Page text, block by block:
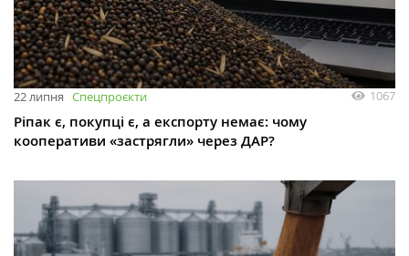
22 липня Спецпроєкти 1067
Ріпак є, покупці є, а експорту немає: чому
кооперативи «застрягли» через ДАР?